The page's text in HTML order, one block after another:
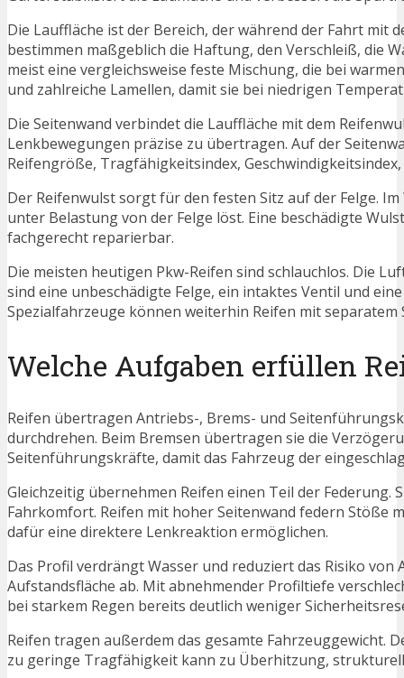
Die Lauffläche ist der Bereich, der während der Fahrt
bestimmen maßgeblich die Haftung, den Verschleiß, die
meist eine vergleichsweise feste Mischung, die bei
und zahlreiche Lamellen, damit sie bei niedrigen
Die Seitenwand verbindet die Lauffläche mit dem
Lenkbewegungen präzise zu übertragen. Auf der
Reifengröße, Tragfähigkeitsindex,
Der Reifenwulst sorgt für den festen Sitz auf der Felge.
unter Belastung von der Felge löst. Eine beschädigte
fachgerecht reparierbar.
Die meisten heutigen Pkw-Reifen sind schlauchlos. Die
sind eine unbeschädigte Felge, ein intaktes Ventil und
Spezialfahrzeuge können weiterhin Reifen mit separatem
Welche Aufgaben erfüllen
Reifen übertragen Antriebs-, Brems- und
durchdrehen. Beim Bremsen übertragen sie die
Seitenführungskräfte, damit das Fahrzeug der
Gleichzeitig übernehmen Reifen einen Teil der
Fahrkomfort. Reifen mit hoher Seitenwand federn Stöße
dafür eine direktere Lenkreaktion ermöglichen.
Das Profil verdrängt Wasser und reduziert das Risiko
Aufstandsfläche ab. Mit abnehmender Profiltiefe
bei starkem Regen bereits deutlich weniger
Reifen tragen außerdem das gesamte Fahrzeuggewicht.
zu geringe Tragfähigkeit kann zu Überhitzung,